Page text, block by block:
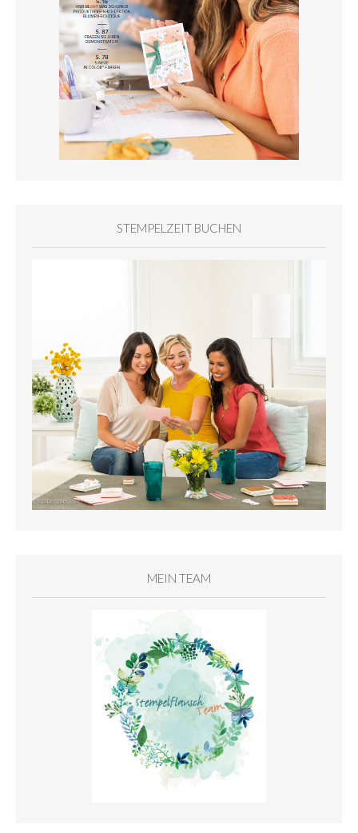
STEMPELZEIT BUCHEN
MEIN TEAM